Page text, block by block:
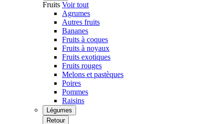
Fruits Voir tout
Agrumes
Autres fruits
Bananes
Fruits à coques
Fruits à noyaux
Fruits exotiques
Fruits rouges
Melons et pastèques
Poires
Pommes
Raisins
Légumes
Retour